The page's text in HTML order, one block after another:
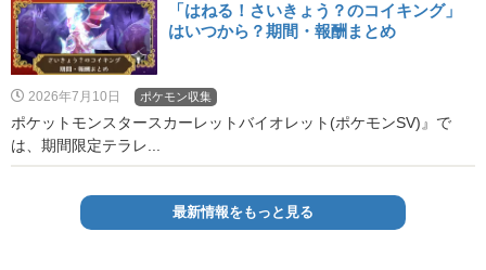
「はねる！さいきょう？のコイキング」
はいつから？期間・報酬まとめ
2026年7月10日 ポケモン収集
ポケットモンスタースカーレットバイオレット(ポケモンSV)』で
は、期間限定テラレ...
最新情報をもっと見る